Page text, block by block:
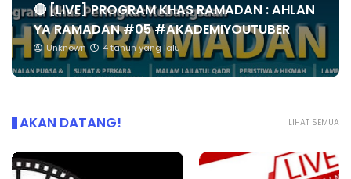
🔴 [LIVE] PROGRAM KHAS RAMADAN : AHLAN
YA RAMADAN #05 #AKADEMIYOUTUBER
Unknown 4 tahun yang lalu
LIHAT SEMUA
AKAN DATANG!